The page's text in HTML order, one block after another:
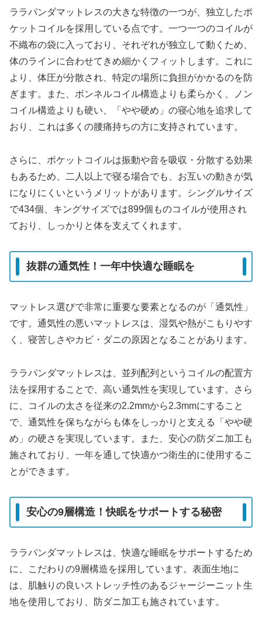
ララパンダマットレスの大きな特徴の一つが、独立したポ
ケットコイルを採用している点です。一つ一つのコイルが
不織布の袋に入っており、それぞれが独立して動くため、
体のラインに合わせてきめ細かくフィットします。これに
より、体圧が分散され、特定の場所に負担がかかるのを防
ぎます。また、ボンネルコイル構造よりも柔らかく、ノン
コイル構造よりも硬い、「やや硬め」の寝心地を追求して
おり、これは多くの腰痛持ちの方に支持されています。
さらに、ポケットコイルは振動や音を吸収・分散する効果
もあるため、二人以上で寝る場合でも、お互いの動きが気
になりにくいというメリットがあります。シングルサイズ
で434個、キングサイズでは899個ものコイルが使用され
ており、しっかりと体を支えてくれます。
抜群の通気性！一年中快適な睡眠を
マットレス選びで非常に重要な要素となるのが「通気性」
です。通気性の悪いマットレスは、湿気や熱がこもりやす
く、寝苦しさやカビ・ダニの原因となることがあります。
ララパンダマットレスは、並列配列というコイルの配置方
法を採用することで、高い通気性を実現しています。さら
に、コイルの太さを従来の2.2mmから2.3mmにすること
で、通気性を保ちながらも体をしっかりと支える「やや硬
め」の硬さを実現しています。また、安心の防ダニ加工も
施されており、一年を通して快適かつ衛生的に使用するこ
とができます。
安心の9層構造！快眠をサポートする秘密
ララパンダマットレスは、快適な睡眠をサポートするため
に、こだわりの9層構造を採用しています。表面生地に
は、肌触りの良いストレッチ性のあるジャージーニット生
地を使用しており、防ダニ加工も施されています。